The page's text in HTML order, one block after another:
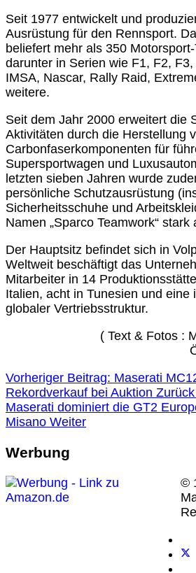
Seit 1977 entwickelt und
Ausrüstung für den Rennsport.
beliefert mehr als 350
darunter in Serien wie F1, F2,
IMSA, Nascar, Rally Raid,
weitere.
Seit dem Jahr 2000 erweitert die
Aktivitäten durch die Herstellung
Carbonfaserkomponenten für
Supersportwagen und
letzten sieben Jahren wurde
persönliche Schutzausrüstung
Sicherheitsschuhe und
Namen „Sparco Teamwork“ stark
Der Hauptsitz befindet sich in
Weltweit beschäftigt das
Mitarbeiter in 14
Italien, acht in Tunesien und eine
globaler Vertriebsstruktur.
( Text & Fotos :
Vorheriger Beitrag: Maserati
Rekordverkauf bei Auktion Zurück
Maserati dominiert die GT2
Misano Weiter
Werbung
©